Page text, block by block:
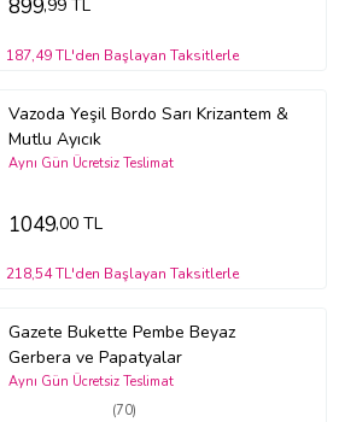
899,99 TL
187,49 TL'den Başlayan Taksitlerle
Vazoda Yeşil Bordo Sarı Krizantem &
Mutlu Ayıcık
Aynı Gün Ücretsiz Teslimat
1049,00 TL
218,54 TL'den Başlayan Taksitlerle
Gazete Bukette Pembe Beyaz
Gerbera ve Papatyalar
(70)
Aynı Gün Ücretsiz Teslimat